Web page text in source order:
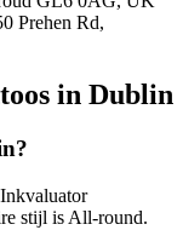
Prehen Rd,
in Dublin
stijl is All-round.